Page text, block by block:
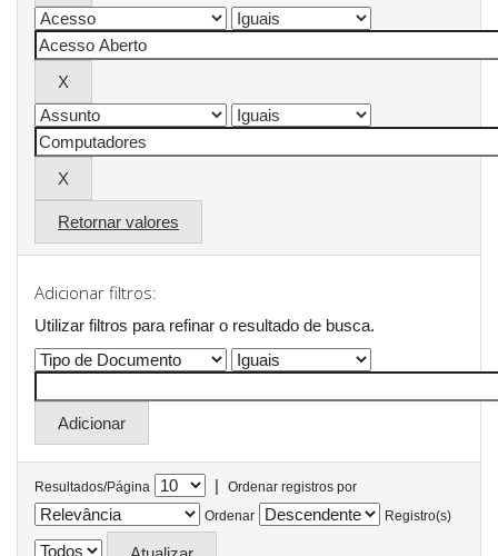
Retornar valores
Adicionar filtros:
Utilizar filtros para refinar o resultado de busca.
Resultados/Página |
Ordenar registros por
Ordenar
Registro(s)